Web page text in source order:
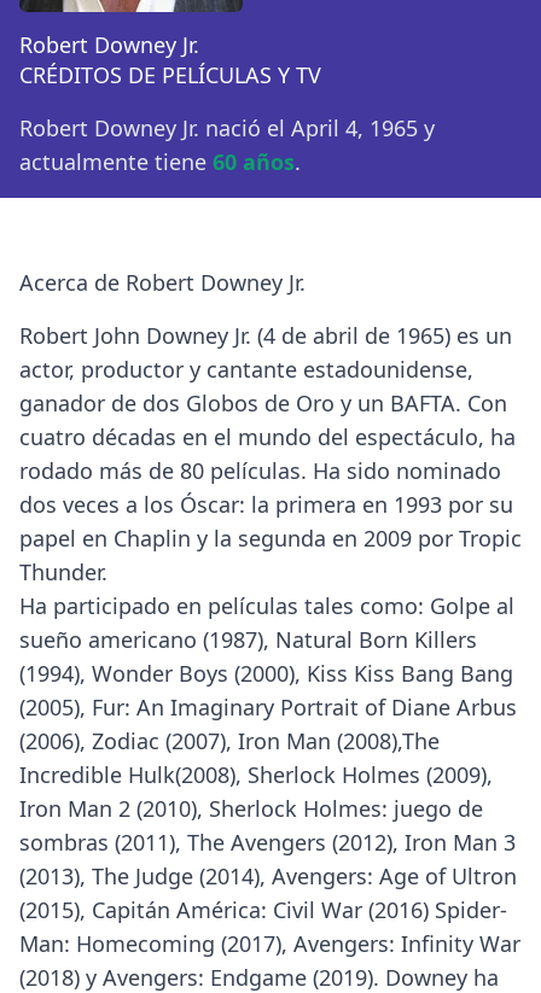
Robert Downey Jr.
CRÉDITOS DE PELÍCULAS Y TV
Robert Downey Jr. nació el April 4, 1965 y
actualmente tiene 60 años.
Acerca de Robert Downey Jr.
Robert John Downey Jr. (4 de abril de 1965) es un
actor, productor y cantante estadounidense,
ganador de dos Globos de Oro y un BAFTA. Con
cuatro décadas en el mundo del espectáculo, ha
rodado más de 80 películas. Ha sido nominado
dos veces a los Óscar: la primera en 1993 por su
papel en Chaplin y la segunda en 2009 por Tropic
Thunder.
Ha participado en películas tales como: Golpe al
sueño americano (1987), Natural Born Killers
(1994), Wonder Boys (2000), Kiss Kiss Bang Bang
(2005), Fur: An Imaginary Portrait of Diane Arbus
(2006), Zodiac (2007), Iron Man (2008),The
Incredible Hulk(2008), Sherlock Holmes (2009),
Iron Man 2 (2010), Sherlock Holmes: juego de
sombras (2011), The Avengers (2012), Iron Man 3
(2013), The Judge (2014), Avengers: Age of Ultron
(2015), Capitán América: Civil War (2016) Spider-
Man: Homecoming (2017), Avengers: Infinity War
(2018) y Avengers: Endgame (2019). Downey ha